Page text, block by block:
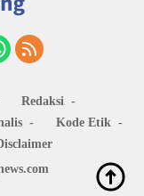
Redaksi
Kode Etik